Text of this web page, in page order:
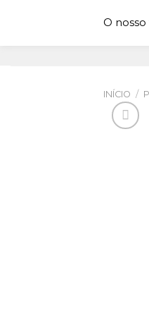
content
INÍCIO /
O